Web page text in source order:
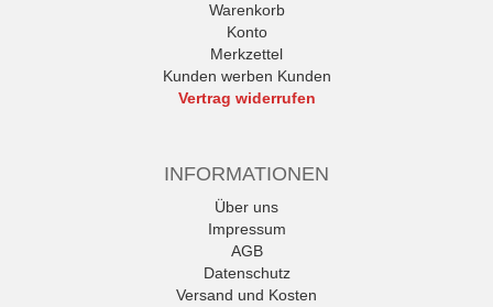
Warenkorb
Konto
Merkzettel
Kunden werben Kunden
Vertrag widerrufen
INFORMATIONEN
Über uns
Impressum
AGB
Datenschutz
Versand und Kosten